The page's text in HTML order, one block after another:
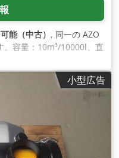
能（中古） , 同一の AZO
。容量：10m³/10000l、直
製品：粉砂糖/ココア
度：0.6kg～0.7kg/l、搬
A2-2、フレーム：塗装済
プフィルター、圧力ブロ
Afzekr
小型広告